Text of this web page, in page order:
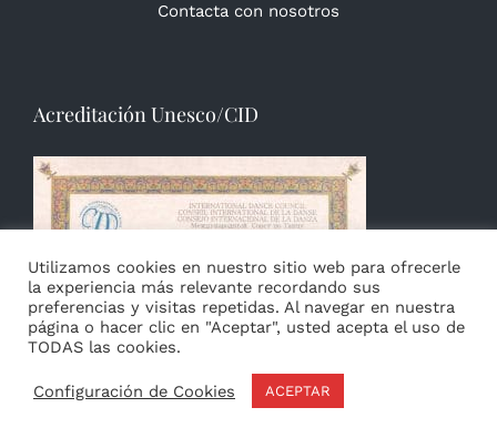
Contacta con nosotros
Acreditación Unesco/CID
Utilizamos cookies en nuestro sitio web para ofrecerle
la experiencia más relevante recordando sus
preferencias y visitas repetidas. Al navegar en nuestra
página o hacer clic en "Aceptar", usted acepta el uso de
TODAS las cookies.
Configuración de Cookies ACEPTAR